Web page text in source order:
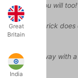
and I think you will
and this trick
to walk away with
Great
Britain
India